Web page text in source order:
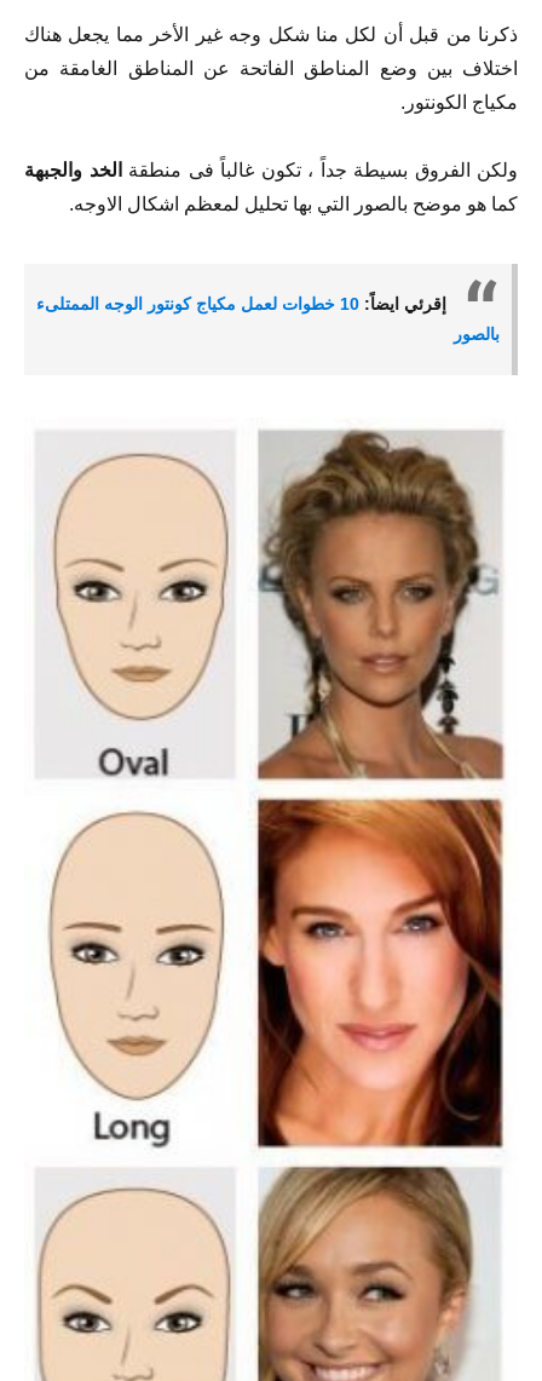
ذكرنا من قبل أن لكل منا شكل وجه غير الأخر مما يجعل هناك
اختلاف بين وضع المناطق الفاتحة عن المناطق الغامقة من
مكياج الكونتور.
ولكن الفروق بسيطة جداً ، تكون غالباً فى منطقة الخد والجبهة
كما هو موضح بالصور التي بها تحليل لمعظم اشكال الاوجه.
إقرئي ايضاً:
10 خطوات لعمل مكياج كونتور الوجه الممتلىء
بالصور